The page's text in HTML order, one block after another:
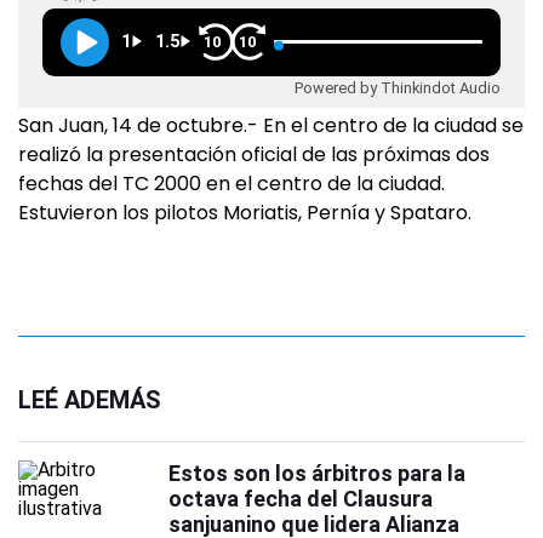
1 1.5 10 10
Powered by Thinkindot Audio
San Juan, 14 de octubre.- En el centro de la ciudad se
realizó la presentación oficial de las próximas dos
fechas del TC 2000 en el centro de la ciudad.
Estuvieron los pilotos Moriatis, Pernía y Spataro.
LEÉ ADEMÁS
Estos son los árbitros para la
octava fecha del Clausura
sanjuanino que lidera Alianza